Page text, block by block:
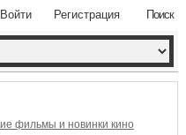
Поиск
Войти Регистрация
фильмы и новинки кино